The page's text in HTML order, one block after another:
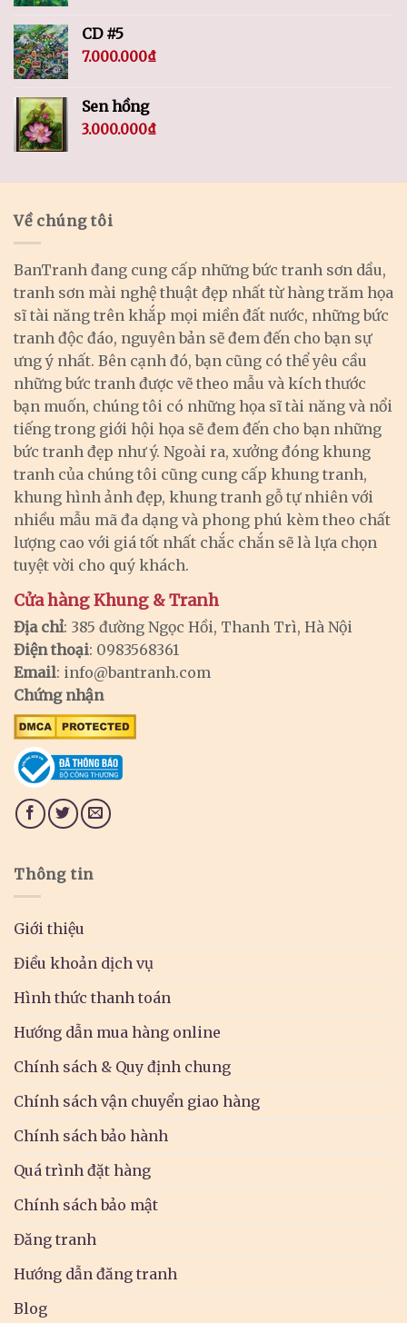
CD #5
7.000.000₫
Sen hồng
3.000.000₫
Về chúng tôi
BanTranh đang cung cấp những bức tranh sơn dầu,
tranh sơn mài nghệ thuật đẹp nhất từ hàng trăm họa
sĩ tài năng trên khắp mọi miền đất nước, những bức
tranh độc đáo, nguyên bản sẽ đem đến cho bạn sự
ưng ý nhất. Bên cạnh đó, bạn cũng có thể yêu cầu
những bức tranh được vẽ theo mẫu và kích thước
bạn muốn, chúng tôi có những họa sĩ tài năng và nổi
tiếng trong giới hội họa sẽ đem đến cho bạn những
bức tranh đẹp như ý. Ngoài ra, xưởng đóng khung
tranh của chúng tôi cũng cung cấp khung tranh,
khung hình ảnh đẹp, khung tranh gỗ tự nhiên với
nhiều mẫu mã đa dạng và phong phú kèm theo chất
lượng cao với giá tốt nhất chắc chắn sẽ là lựa chọn
tuyệt vời cho quý khách.
Cửa hàng Khung & Tranh
Địa chỉ: 385 đường Ngọc Hồi, Thanh Trì, Hà Nội
Điện thoại: 0983568361
Email: info@bantranh.com
Chứng nhận
Thông tin
Giới thiệu
Điều khoản dịch vụ
Hình thức thanh toán
Hướng dẫn mua hàng online
Chính sách & Quy định chung
Chính sách vận chuyển giao hàng
Chính sách bảo hành
Quá trình đặt hàng
Chính sách bảo mật
Đăng tranh
Hướng dẫn đăng tranh
Blog